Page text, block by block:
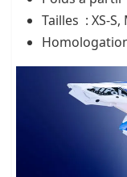
Tailles : XS-S,